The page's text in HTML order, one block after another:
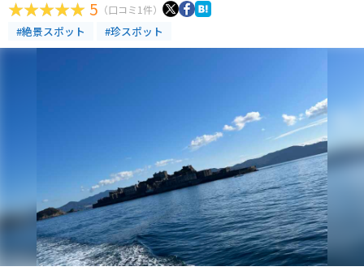
5 （口コミ1件）
#絶景スポット #珍スポット